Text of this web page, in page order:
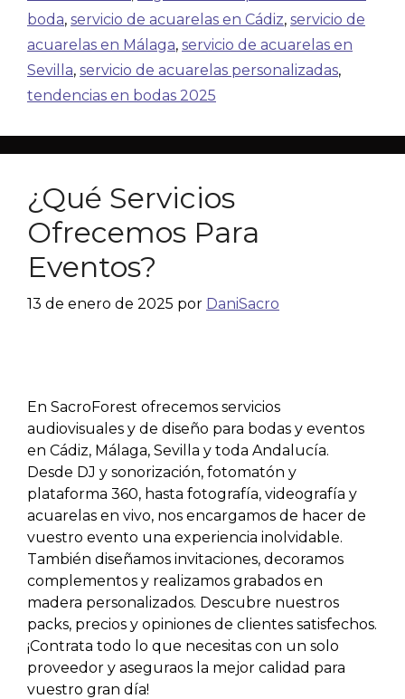
boda, servicio de acuarelas en Cádiz, servicio de
acuarelas en Málaga, servicio de acuarelas en
Sevilla, servicio de acuarelas personalizadas,
tendencias en bodas 2025
¿Qué Servicios
Ofrecemos Para
Eventos?
13 de enero de 2025 por DaniSacro
En SacroForest ofrecemos servicios
audiovisuales y de diseño para bodas y eventos
en Cádiz, Málaga, Sevilla y toda Andalucía.
Desde DJ y sonorización, fotomatón y
plataforma 360, hasta fotografía, videografía y
acuarelas en vivo, nos encargamos de hacer de
vuestro evento una experiencia inolvidable.
También diseñamos invitaciones, decoramos
complementos y realizamos grabados en
madera personalizados. Descubre nuestros
packs, precios y opiniones de clientes satisfechos.
¡Contrata todo lo que necesitas con un solo
proveedor y aseguraos la mejor calidad para
vuestro gran día!